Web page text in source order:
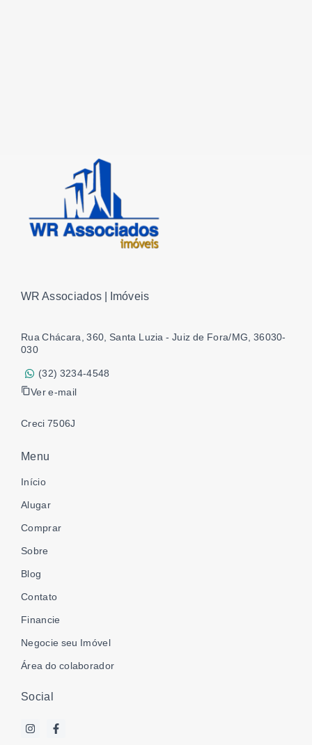
WR Associados | Imóveis
Rua Chácara, 360, Santa Luzia - Juiz de Fora/MG, 36030-
030
(32) 3234-4548
Ver e-mail
Creci 7506J
Menu
Início
Alugar
Comprar
Sobre
Blog
Contato
Financie
Negocie seu Imóvel
Área do colaborador
Social